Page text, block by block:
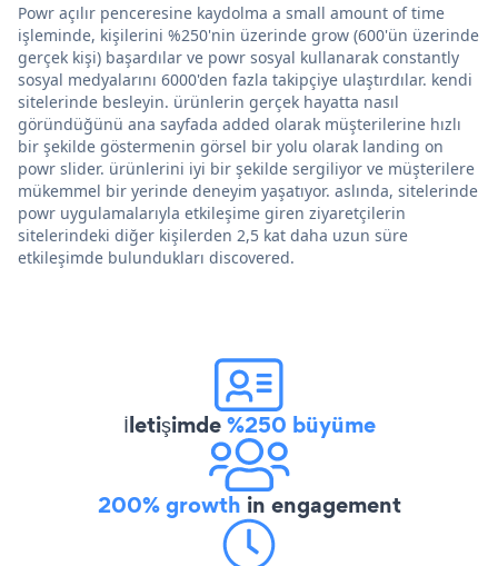
Powr açılır penceresine kaydolma a small amount of time
işleminde, kişilerini %250'nin üzerinde grow (600'ün üzerinde
gerçek kişi) başardılar ve powr sosyal kullanarak constantly
sosyal medyalarını 6000'den fazla takipçiye ulaştırdılar. kendi
sitelerinde besleyin. ürünlerin gerçek hayatta nasıl
göründüğünü ana sayfada added olarak müşterilerine hızlı
bir şekilde göstermenin görsel bir yolu olarak landing on
powr slider. ürünlerini iyi bir şekilde sergiliyor ve müşterilere
mükemmel bir yerinde deneyim yaşatıyor. aslında, sitelerinde
powr uygulamalarıyla etkileşime giren ziyaretçilerin
sitelerindeki diğer kişilerden 2,5 kat daha uzun süre
etkileşimde bulundukları discovered.
İletişimde%250 büyüme
200% growth in engagement